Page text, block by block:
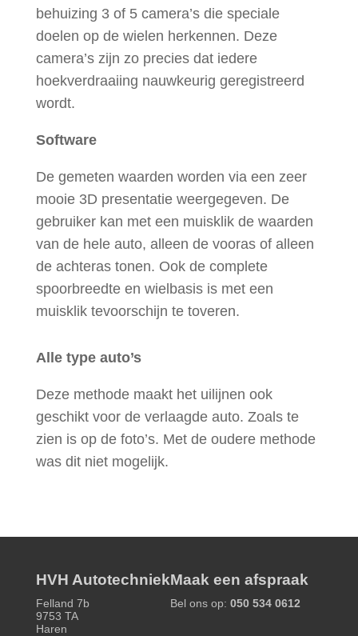
behuizing 3 of 5 camera’s die speciale
doelen op de wielen herkennen. Deze
camera’s zijn zo precies dat iedere
hoekverdraaiing nauwkeurig geregistreerd
wordt.
Software
De gemeten waarden worden via een zeer
mooie 3D presentatie weergegeven. De
gebruiker kan met een muisklik de waarden
van de hele auto, alleen de vooras of alleen
de achteras tonen. Ook de complete
spoorbreedte en wielbasis is met een
muisklik tevoorschijn te toveren.
Alle type auto’s
Deze methode maakt het uilijnen ook
geschikt voor de verlaagde auto. Zoals te
zien is op de foto’s. Met de oudere methode
was dit niet mogelijk.
HVH Autotechniek
Felland 7b
9753 TA
Haren
Maak een afspraak
Bel ons op: 050 534 0612